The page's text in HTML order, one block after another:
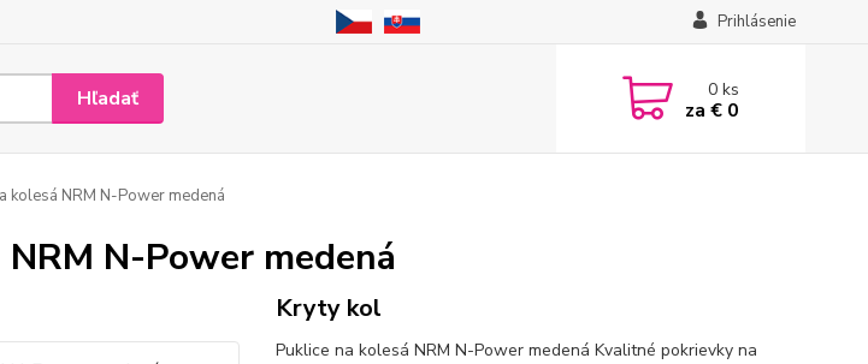
Prihlásenie
Hľadať 0ks
za € 0
kolesá NRM N-Power medená
N-Power medená
Kryty kol
Puklice na kolesá NRM N-Power medená Kvalitné pokrievky na